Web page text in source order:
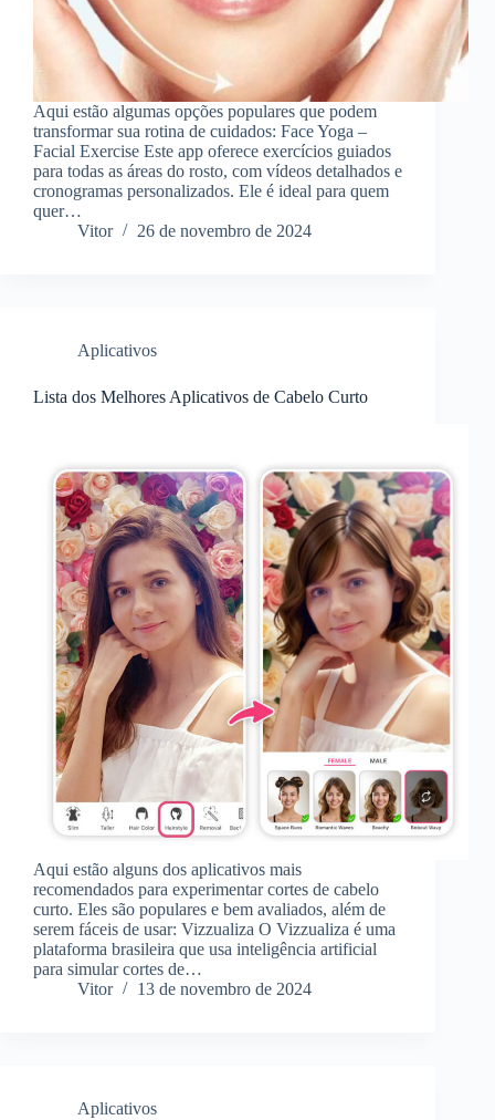
Aqui estão algumas opções populares que podem
transformar sua rotina de cuidados: Face Yoga –
Facial Exercise Este app oferece exercícios guiados
para todas as áreas do rosto, com vídeos detalhados e
cronogramas personalizados. Ele é ideal para quem
quer…
Vitor
26 de novembro de 2024
Aplicativos
Lista dos Melhores Aplicativos de Cabelo Curto
Aqui estão alguns dos aplicativos mais
recomendados para experimentar cortes de cabelo
curto. Eles são populares e bem avaliados, além de
serem fáceis de usar: Vizzualiza O Vizzualiza é uma
plataforma brasileira que usa inteligência artificial
para simular cortes de…
Vitor
13 de novembro de 2024
Aplicativos